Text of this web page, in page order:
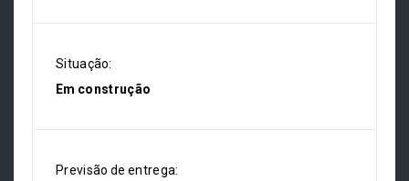
Situação:
Em construção
Previsão de entrega: